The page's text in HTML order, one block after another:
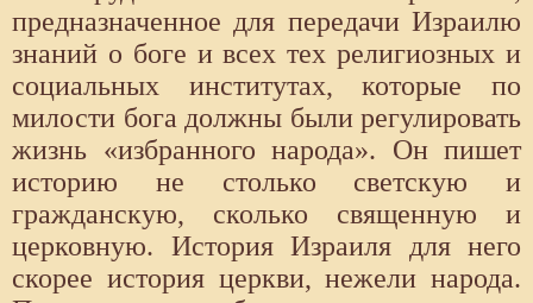
предназначенное для передачи Израилю
знаний о боге и всех тех религиозных и
социальных институтах, которые по
милости бога должны были регулировать
жизнь «избранного народа». Он пишет
историю не столько светскую и
гражданскую, сколько священную и
церковную. История Израиля для него
скорее история церкви, нежели народа.